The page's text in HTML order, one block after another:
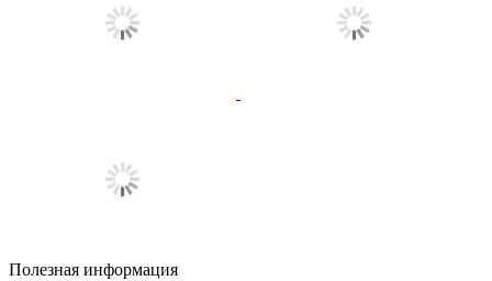
Полезная информация